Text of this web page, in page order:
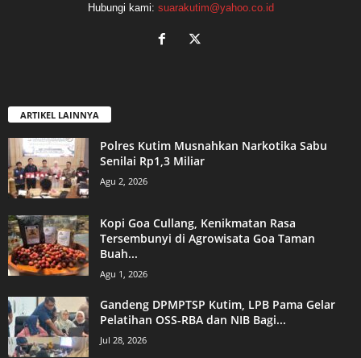
Hubungi kami: suarakutim@yahoo.co.id
ARTIKEL LAINNYA
Polres Kutim Musnahkan Narkotika Sabu
Senilai Rp1,3 Miliar
Agu 2, 2026
Kopi Goa Cullang, Kenikmatan Rasa
Tersembunyi di Agrowisata Goa Taman
Buah...
Agu 1, 2026
Gandeng DPMPTSP Kutim, LPB Pama Gelar
Pelatihan OSS-RBA dan NIB Bagi...
Jul 28, 2026